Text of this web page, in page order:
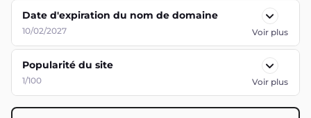
Date d'expiration du nom de domaine
10/02/2027 Voir plus
Popularité du site
1/100 Voir plus